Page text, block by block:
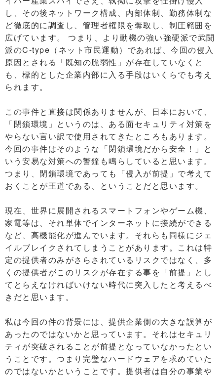
し、その後ネットワーク構成、内部体制、勤務体制な
ど徹底的に調査し、管理者権限を奪取し、制圧範囲を
広げています。 つまり、より動機の強い強硬派で武闘
派のC-type（ネット市民運動）であれば、今回の侵入
原因とされる「既知の脆弱性」が存在していなくと
も、標的とした企業内部に入る手段はいくらでも考え
られます。
この事件と直接は関係ありませんが、日本において、
「閉鎖環境」というのは、ある面セキュリティ対策を
やらない言い訳で使用されてきたところもあります。
今回の事件はそのような「閉鎖環境だから安全！」と
いう安易な対策への警鐘も鳴らしていると思います。
つまり、閉鎖環境であっても「侵入が前提」で考えて
おくことが王道である、ということだと思います。
現在、世界に展開されるスマートフォンやゲーム機、
家電等は、それ単体でインターネットに接続ができる
など、高機能化が進んでいます。それらも同様にジェ
イルブレイクされてしまうことがあります。これは特
定の提供者のみがさらされているリスクではなく、多
くの提供者がこのリスクが存在する事を「前提」とし
てとらえなければいけない時代に突入したと考えるべ
きだと思います。
私は今回の件の背景には、提供企業側の大きな誤算が
あったのではないかと思っています。それはセキュリ
ティが突破されることが前提となっていなかったとい
うことです。つまり完璧なハードウェアを求めていた
のではないかということです。提供者は自分の事業や